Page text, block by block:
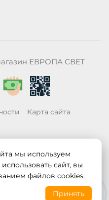
ЕВРОПА СВЕТ
Карта сайта
мы используем
сайт, вы
файлов cookies.
Принять